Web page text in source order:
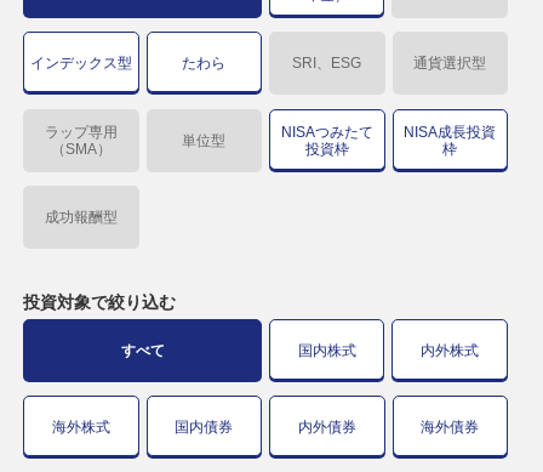
インデックス型 たわら SRI、ESG 通貨選択型
ラップ専用
（SMA）
単位型
NISAつみたて
投資枠
NISA成長投資
枠
成功報酬型
投資対象で絞り込む
すべて 国内株式 内外株式
海外株式 国内債券 内外債券 海外債券